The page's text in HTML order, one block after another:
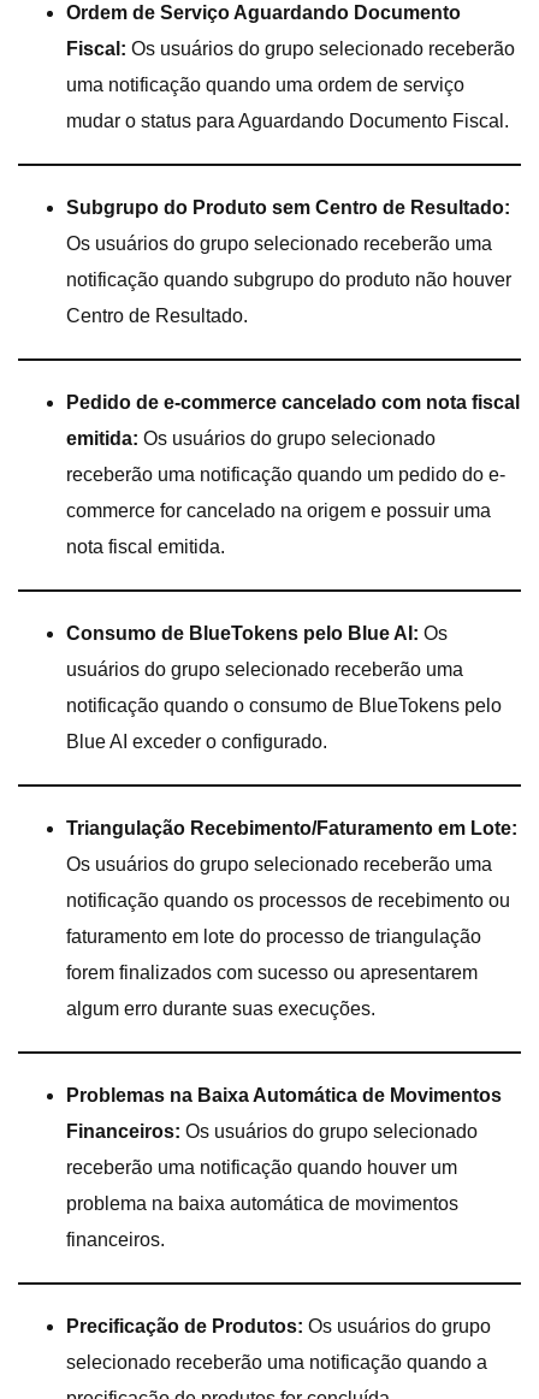
Ordem de Serviço Aguardando Documento
Fiscal: Os usuários do grupo selecionado receberão
uma notificação quando uma ordem de serviço
mudar o status para Aguardando Documento Fiscal.
Subgrupo do Produto sem Centro de Resultado:
Os usuários do grupo selecionado receberão uma
notificação quando subgrupo do produto não houver
Centro de Resultado.
Pedido de e-commerce cancelado com nota fiscal
emitida: Os usuários do grupo selecionado
receberão uma notificação quando um pedido do e-
commerce for cancelado na origem e possuir uma
nota fiscal emitida.
Consumo de BlueTokens pelo Blue AI: Os
usuários do grupo selecionado receberão uma
notificação quando o consumo de BlueTokens pelo
Blue AI exceder o configurado.
Triangulação Recebimento/Faturamento em Lote:
Os usuários do grupo selecionado receberão uma
notificação quando os processos de recebimento ou
faturamento em lote do processo de triangulação
forem finalizados com sucesso ou apresentarem
algum erro durante suas execuções.
Problemas na Baixa Automática de Movimentos
Financeiros: Os usuários do grupo selecionado
receberão uma notificação quando houver um
problema na baixa automática de movimentos
financeiros.
Precificação de Produtos: Os usuários do grupo
selecionado receberão uma notificação quando a